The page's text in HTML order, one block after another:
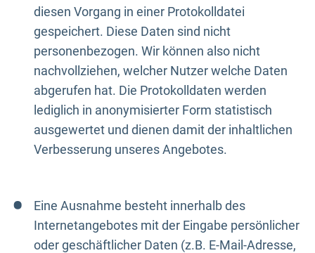
diesen Vorgang in einer Protokolldatei
gespeichert. Diese Daten sind nicht
personenbezogen. Wir können also nicht
nachvollziehen, welcher Nutzer welche Daten
abgerufen hat. Die Protokolldaten werden
lediglich in anonymisierter Form statistisch
ausgewertet und dienen damit der inhaltlichen
Verbesserung unseres Angebotes.
Eine Ausnahme besteht innerhalb des
Internetangebotes mit der Eingabe persönlicher
oder geschäftlicher Daten (z.B. E-Mail-Adresse,